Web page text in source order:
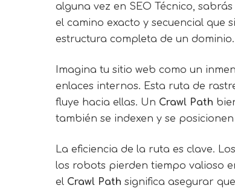
alguna vez en SEO Técnico,
el camino exacto y secuencial que
estructura completa de un dominio.
Imagina tu sitio web como un
enlaces internos. Esta ruta de
fluye hacia ellas. Un Crawl Path
también se indexen y se
La eficiencia de la ruta es clave.
los robots pierden tiempo valioso
el Crawl Path significa asegurar